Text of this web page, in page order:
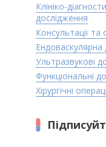
Клініко-
дослідження
Консультації та
Ендоваскулярна
Ультразвукові
Функціональні
Хірургічні